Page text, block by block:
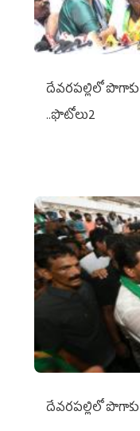
దేవరపల్లిలో
..ఫొటోలు2
దేవరపల్లిలో